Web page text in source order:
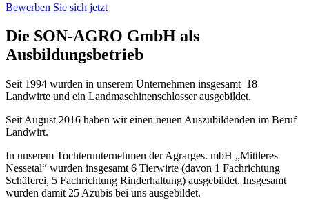
Bewerben Sie sich jetzt
Die SON-AGRO GmbH als
Ausbildungsbetrieb
Seit 1994 wurden in unserem Unternehmen insgesamt 18
Landwirte und ein Landmaschinenschlosser ausgebildet.
Seit August 2016 haben wir einen neuen Auszubildenden im Beruf
Landwirt.
In unserem Tochterunternehmen der Agrarges. mbH „Mittleres
Nessetal“ wurden insgesamt 6 Tierwirte (davon 1 Fachrichtung
Schäferei, 5 Fachrichtung Rinderhaltung) ausgebildet. Insgesamt
wurden damit 25 Azubis bei uns ausgebildet.